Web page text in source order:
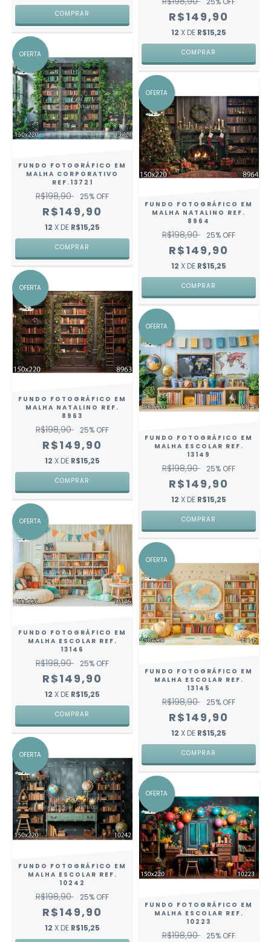
COMPRAR R$149,90
12 X DE R$15,25
COMPRAR
OFERTA
FUNDO FOTOGRÁFICO EM
MALHA CORPORATIVO
REF.13721
R$198,90 25% OFF
R$149,90
12 X DE R$15,25
COMPRAR
OFERTA
FUNDO FOTOGRÁFICO EM
MALHA NATALINO REF.
8964
R$198,90 25% OFF
R$149,90
12 X DE R$15,25
COMPRAR
OFERTA
FUNDO FOTOGRÁFICO EM
MALHA NATALINO REF.
8963
R$198,90 25% OFF
R$149,90
12 X DE R$15,25
COMPRAR
OFERTA
FUNDO FOTOGRÁFICO EM
MALHA ESCOLAR REF.
13149
R$198,90 25% OFF
R$149,90
12 X DE R$15,25
COMPRAR
OFERTA
FUNDO FOTOGRÁFICO EM
MALHA ESCOLAR REF.
13146
R$198,90 25% OFF
R$149,90
12 X DE R$15,25
COMPRAR
OFERTA
FUNDO FOTOGRÁFICO EM
MALHA ESCOLAR REF.
13145
R$198,90 25% OFF
R$149,90
12 X DE R$15,25
COMPRAR
OFERTA
FUNDO FOTOGRÁFICO EM
MALHA ESCOLAR REF.
10242
R$198,90 25% OFF
R$149,90
12 X DE R$15,25
OFERTA
FUNDO FOTOGRÁFICO EM
MALHA ESCOLAR REF.
10223
R$198,90 25% OFF